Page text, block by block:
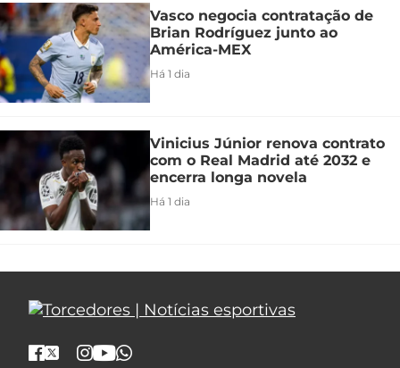
Vasco negocia contratação de
Brian Rodríguez junto ao
América-MEX
Há 1 dia
Vinicius Júnior renova contrato
com o Real Madrid até 2032 e
encerra longa novela
Há 1 dia